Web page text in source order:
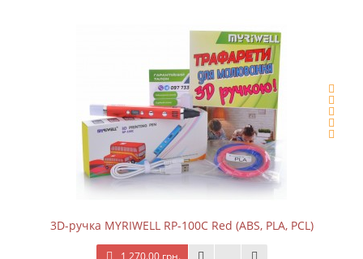
3D-ручка MYRIWELL RP-100C Red (ABS, PLA, PCL)